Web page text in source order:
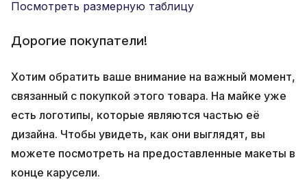
Посмотреть размерную таблицу
Дорогие покупатели!
Хотим обратить ваше внимание на важный момент,
связанный с покупкой этого товара. На майке уже
есть логотипы, которые являются частью её
дизайна. Чтобы увидеть, как они выглядят, вы
можете посмотреть на предоставленные макеты в
конце карусели.